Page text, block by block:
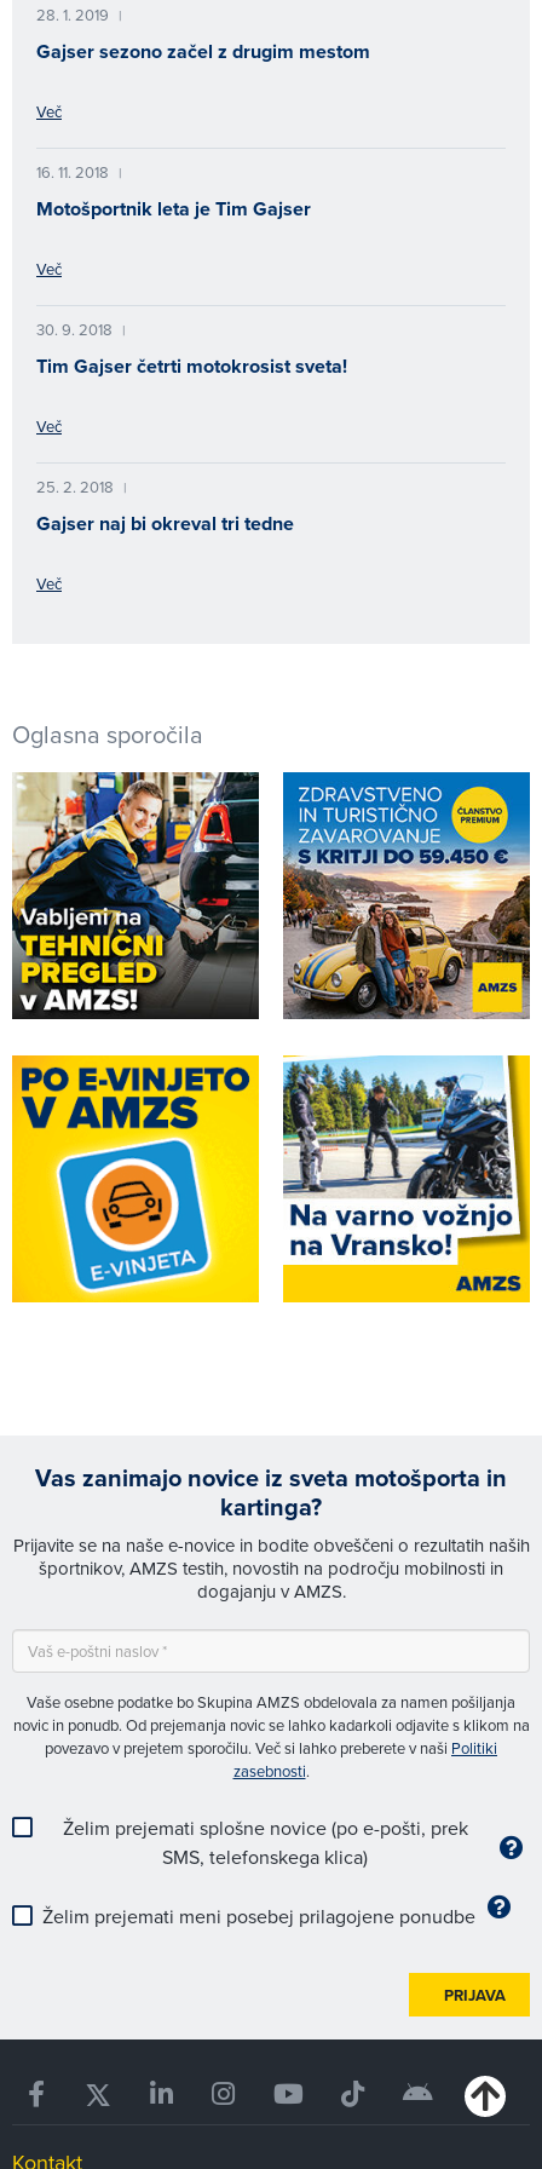
28. 1. 2019 |
Gajser sezono začel z drugim mestom
Več
16. 11. 2018 |
Motošportnik leta je Tim Gajser
Več
30. 9. 2018 |
Tim Gajser četrti motokrosist sveta!
Več
25. 2. 2018 |
Gajser naj bi okreval tri tedne
Več
Oglasna sporočila
Vas zanimajo novice iz sveta motošporta in
kartinga?
Prijavite se na naše e-novice in bodite obveščeni o rezultatih naših
športnikov, AMZS testih, novostih na področju mobilnosti in
dogajanju v AMZS.
Vaše osebne podatke bo Skupina AMZS obdelovala za namen pošiljanja
novic in ponudb. Od prejemanja novic se lahko kadarkoli odjavite s klikom na
povezavo v prejetem sporočilu. Več si lahko preberete v naši Politiki
zasebnosti.
Želim prejemati splošne novice (po e-pošti, prek
SMS, telefonskega klica)
Želim prejemati meni posebej prilagojene ponudbe
PRIJAVA
Kontakt